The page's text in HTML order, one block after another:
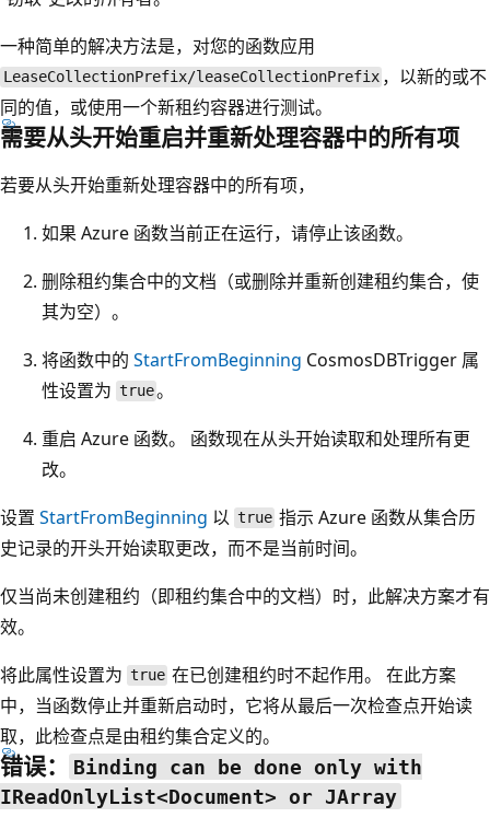
一种简单的解决方法是，对您的函数应用
LeaseCollectionPrefix/leaseCollectionPrefix ，以新的或不
同的值，或使用一个新租约容器进行测试。
需要从头开始重启并重新处理容器中的所有项
若要从头开始重新处理容器中的所有项，
如果 Azure 函数当前正在运行，请停止该函数。
删除租约集合中的文档（或删除并重新创建租约集合，使
其为空）。
将函数中的 StartFromBeginning CosmosDBTrigger 属
性设置为 true。
重启 Azure 函数。 函数现在从头开始读取和处理所有更
改。
设置 StartFromBeginning 以 true 指示 Azure 函数从集合历
史记录的开头开始读取更改，而不是当前时间。
仅当尚未创建租约（即租约集合中的文档）时，此解决方案才有
效。
将此属性设置为 true 在已创建租约时不起作用。 在此方案
中，当函数停止并重新启动时，它将从最后一次检查点开始读
取，此检查点是由租约集合定义的。
错误：
Binding can be done only with
IReadOnlyList<Document> or JArray